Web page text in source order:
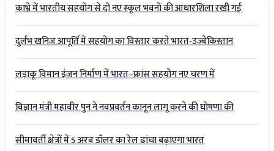
काभ्रे में भारतीय सहयोग से दो नए स्कूल भवनों की आधारशिला रखी गई
दुर्लभ खनिज आपूर्ति में सहयोग का विस्तार करते भारत-उज्बेकिस्तान
लड़ाकू विमान इंजन निर्माण में भारत–फ्रांस सहयोग नए चरण में
विज्ञान मंत्री महावीर पुन ने नवप्रवर्तन कानून लागू करने की घोषणा की
सीमावर्ती क्षेत्रों में 5 अरब डॉलर का रेल ढांचा बढ़ाएगा भारत